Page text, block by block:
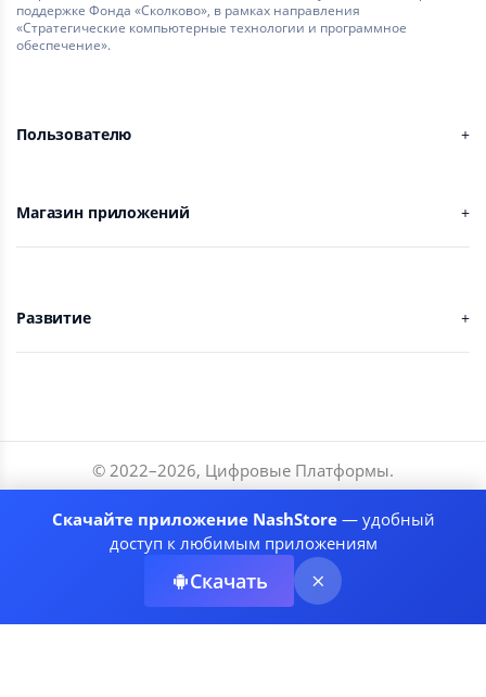
поддержке Фонда «Сколково», в рамках направления
«Стратегические компьютерные технологии и программное
обеспечение».
Пользователю
Магазин приложений
Развитие
© 2022–2026, Цифровые Платформы.
Разработчики
Соглашение
Рекомендательные системы
Скачайте приложение NashStore— удобный
доступ к любимым приложениям
Скачать